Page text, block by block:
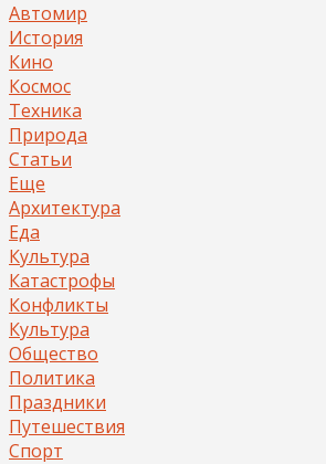
Автомир
История
Кино
Космос
Техника
Природа
Статьи
Еще
Архитектура
Еда
Культура
Катастрофы
Конфликты
Культура
Общество
Политика
Праздники
Путешествия
Спорт